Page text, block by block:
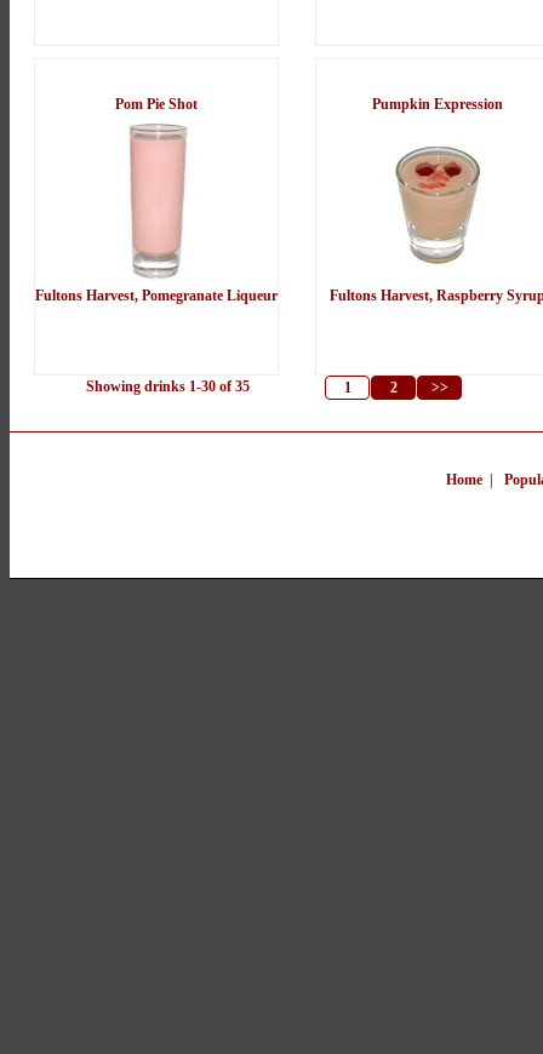
Pom Pie Shot
Fultons Harvest, Pomegranate Liqueur
Pumpkin Expression
Fultons Harvest, Raspberry
Showing drinks 1-30 of 35 1 2 >>
Home